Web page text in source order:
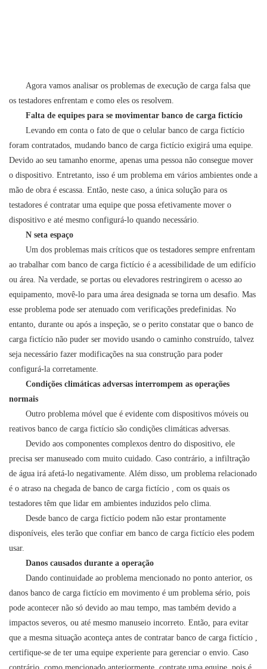
Agora vamos analisar os problemas de execução de carga falsa que
os testadores enfrentam e como eles os resolvem.
Falta de equipes para se movimentar banco de carga fictício
Levando em conta o fato de que o celular banco de carga fictício
foram contratados, mudando banco de carga fictício exigirá uma equipe.
Devido ao seu tamanho enorme, apenas uma pessoa não consegue mover
o dispositivo. Entretanto, isso é um problema em vários ambientes onde a
mão de obra é escassa. Então, neste caso, a única solução para os
testadores é contratar uma equipe que possa efetivamente mover o
dispositivo e até mesmo configurá-lo quando necessário.
N seta espaço
Um dos problemas mais críticos que os testadores sempre enfrentam
ao trabalhar com banco de carga fictício é a acessibilidade de um edifício
ou área. Na verdade, se portas ou elevadores restringirem o acesso ao
equipamento, movê-lo para uma área designada se torna um desafio. Mas
esse problema pode ser atenuado com verificações predefinidas. No
entanto, durante ou após a inspeção, se o perito constatar que o banco de
carga fictício não puder ser movido usando o caminho construído, talvez
seja necessário fazer modificações na sua construção para poder
configurá-la corretamente.
Condições climáticas adversas interrompem as operações
normais
Outro problema móvel que é evidente com dispositivos móveis ou
reativos banco de carga fictício são condições climáticas adversas.
Devido aos componentes complexos dentro do dispositivo, ele
precisa ser manuseado com muito cuidado. Caso contrário, a infiltração
de água irá afetá-lo negativamente. Além disso, um problema relacionado
é o atraso na chegada de banco de carga fictício
, com os quais os
testadores têm que lidar em ambientes induzidos pelo clima.
Desde banco de carga fictício podem não estar prontamente
disponíveis, eles terão que confiar em banco de carga fictício eles podem
usar.
Danos causados ​​durante a operação
Dando continuidade ao problema mencionado no ponto anterior, os
danos banco de carga fictício em movimento é um problema sério, pois
pode acontecer não só devido ao mau tempo, mas também devido a
impactos severos, ou até mesmo manuseio incorreto. Então, para evitar
que a mesma situação aconteça antes de contratar banco de carga fictício
certifique-se de ter uma equipe experiente para gerenciar o envio. Caso